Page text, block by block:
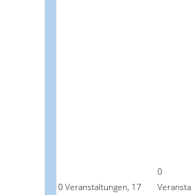
0 Veranstaltungen, 17
0